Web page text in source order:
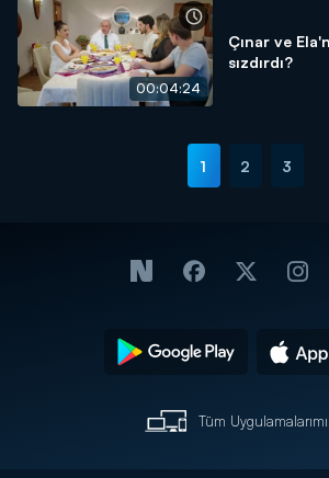
00:04:24
Çınar ve
sızdırdı?
1 2 3
Tüm